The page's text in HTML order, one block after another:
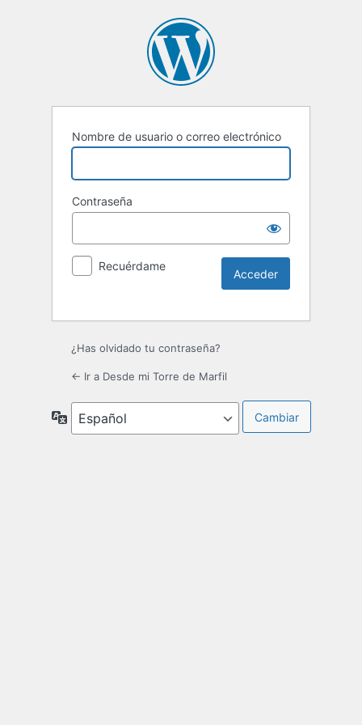
Nombre de usuario o correo electrónico
Contraseña
Recuérdame
¿Has olvidado tu contraseña?
← Ir a Desde mi Torre de Marfil
Idioma